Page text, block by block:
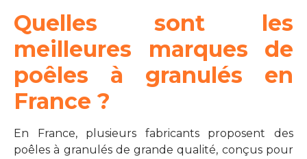
Quelles sont les
meilleures marques de
poêles à granulés en
France ?
En France, plusieurs fabricants proposent des
poêles à granulés de grande qualité, conçus pour